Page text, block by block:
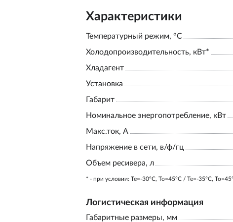
Характеристики
Температурный режим, °С
Холодопроизводительность, кВт*
Хладагент
Установка
Габарит
Номинальное энергопотребление, кВт
Макс.ток, А
Напряжение в сети, в/ф/гц
Объем ресивера, л
* - при условии: Te=-30ºC, To=45ºC / Te=-35ºC,
Логистическая информация
Габаритные размеры, мм